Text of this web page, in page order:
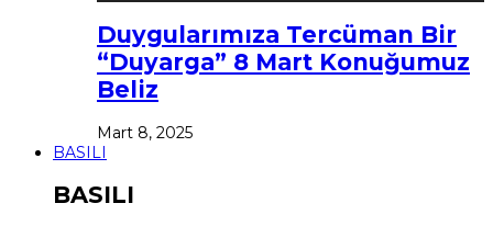
Duygularımıza Tercüman Bir
“Duyarga” 8 Mart Konuğumuz
Beliz
Mart 8, 2025
BASILI
BASILI